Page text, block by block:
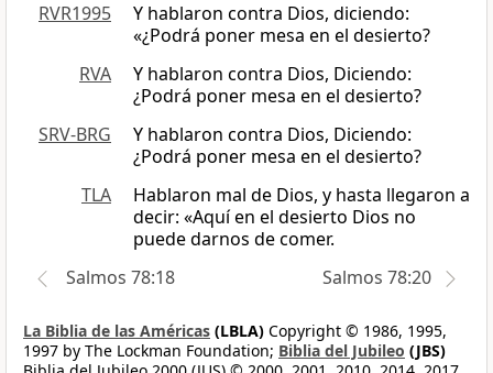
RVR1995
Y hablaron contra Dios, diciendo:
«¿Podrá poner mesa en el desierto?
RVA
Y hablaron contra Dios, Diciendo:
¿Podrá poner mesa en el desierto?
SRV-BRG
Y hablaron contra Dios, Diciendo:
¿Podrá poner mesa en el desierto?
TLA
Hablaron mal de Dios, y hasta llegaron a
decir: «Aquí en el desierto Dios no
puede darnos de comer.
Salmos 78:18
Salmos 78:20
La Biblia de las Américas (LBLA) Copyright © 1986, 1995,
1997 by The Lockman Foundation; Biblia del Jubileo (JBS)